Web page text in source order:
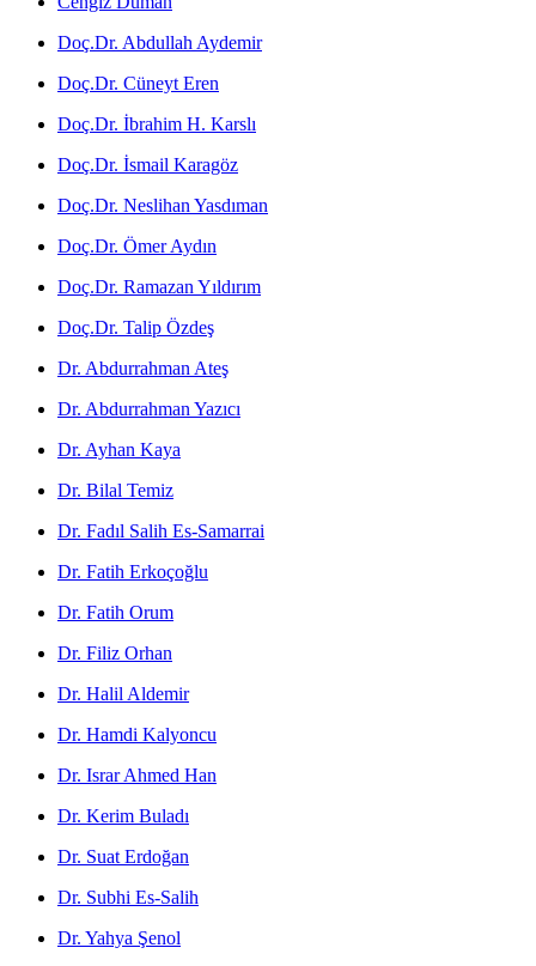
Doç.Dr. Abdullah Aydemir
Doç.Dr. Cüneyt Eren
Doç.Dr. İbrahim H. Karslı
Doç.Dr. İsmail Karagöz
Doç.Dr. Neslihan Yasdıman
Doç.Dr. Ömer Aydın
Doç.Dr. Ramazan Yıldırım
Doç.Dr. Talip Özdeş
Dr. Abdurrahman Ateş
Dr. Abdurrahman Yazıcı
Dr. Ayhan Kaya
Dr. Bilal Temiz
Dr. Fadıl Salih Es-Samarrai
Dr. Fatih Erkoçoğlu
Dr. Fatih Orum
Dr. Filiz Orhan
Dr. Halil Aldemir
Dr. Hamdi Kalyoncu
Dr. Israr Ahmed Han
Dr. Kerim Buladı
Dr. Suat Erdoğan
Dr. Subhi Es-Salih
Dr. Yahya Şenol